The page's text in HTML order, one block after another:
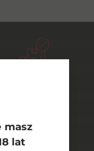
masz
lat
szeroki wybór